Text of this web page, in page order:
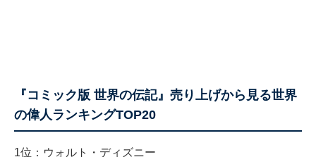
『コミック版 世界の伝記』売り上げから見る世界
の偉人ランキングTOP20
1位：ウォルト・ディズニー